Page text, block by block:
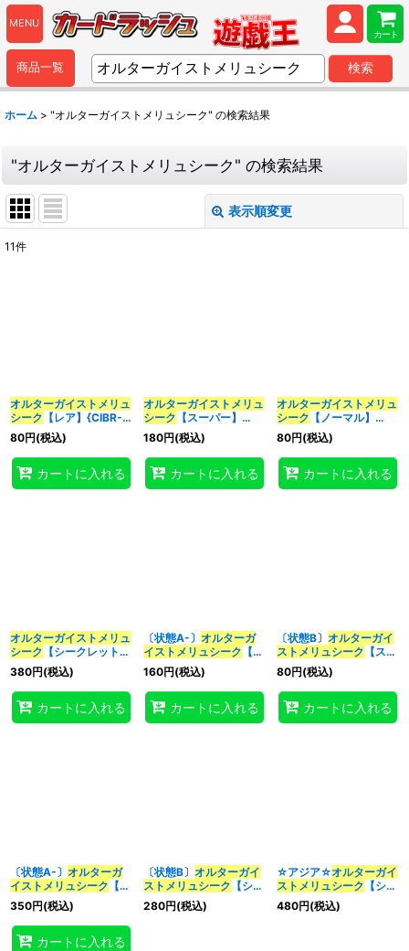
MENU
カート
商品一覧 検索
ホーム > "オルターガイストメリュシーク" の検索結果
"オルターガイストメリュシーク" の検索結果
表示順変更
カテゴリ:
特集:
11件
オルターガイストメリュ
シーク 【レア】{CIBR-
JP014}《モンスター》
80円(税込)
カートに入れる
オルターガイストメリュ
シーク 【スーパー】
{LVDS-JPB09}《モン
スター》
180円(税込)
カートに入れる
オルターガイストメリュ
シーク 【ノーマル】
{AC03-JP055}《モン
スター》
80円(税込)
カートに入れる
オルターガイストメリュ
シーク 【シークレット】
{AC03-JP055}《モン
スター》
380円(税込)
カートに入れる
〔状態A-〕 オルターガ
イストメリュシーク 【ス
ーパー】{LVDS-
JPB09}《モンスター》
160円(税込)
カートに入れる
〔状態B〕 オルターガイ
ストメリュシーク 【スー
パー】{LVDS-JPB09}
《モンスター》
80円(税込)
カートに入れる
〔状態A-〕 オルターガ
イストメリュシーク 【シ
ークレット】{AC03-
JP055}《モンスター》
350円(税込)
カートに入れる
〔状態B〕 オルターガイ
ストメリュシーク 【シー
クレット】{AC03-
JP055}《モンスター》
280円(税込)
☆アジア☆オルターガイ
ストメリュシーク 【シー
クレット】{アジア
AC03-JP055}《モンス
480円(税込)